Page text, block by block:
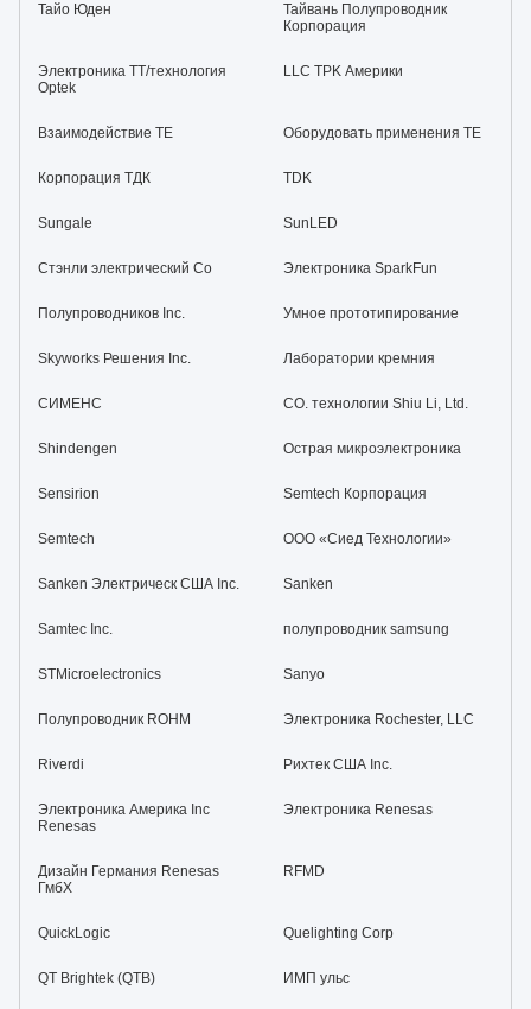
Тайо Юден
Тайвань Полупроводник
Корпорация
Электроника TT/технология
Optek
LLC TPK Америки
Взаимодействие TE Оборудовать применения TE
Корпорация ТДК TDK
Sungale SunLED
Стэнли электрический Co Электроника SparkFun
Полупроводников Inc. Умное прототипирование
Skyworks Решения Inc. Лаборатории кремния
СИМЕНС CO. технологии Shiu Li, Ltd.
Shindengen Острая микроэлектроника
Sensirion Semtech Корпорация
Semtech ООО «Сиед Технологии»
Sanken Электрическ США Inc. Sanken
Samtec Inc. полупроводник samsung
STMicroelectronics Sanyo
Полупроводник ROHM Электроника Rochester, LLC
Riverdi Рихтек США Inc.
Электроника Америка Inc
Renesas
Электроника Renesas
Дизайн Германия Renesas
ГмбХ
RFMD
QuickLogic Quelighting Corp
QT Brightek (QTB) ИМП ульс